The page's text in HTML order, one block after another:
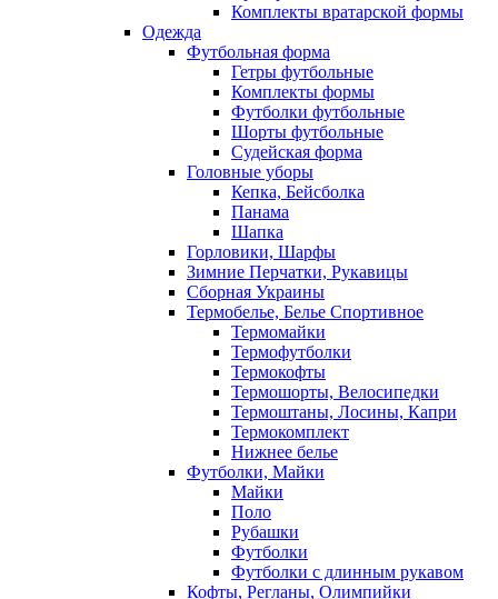
Комплекты вратарской формы
Одежда
Футбольная форма
Гетры футбольные
Комплекты формы
Футболки футбольные
Шорты футбольные
Судейская форма
Головные уборы
Кепка, Бейсболка
Панама
Шапка
Горловики, Шарфы
Зимние Перчатки, Рукавицы
Сборная Украины
Термобелье, Белье Спортивное
Термомайки
Термофутболки
Термокофты
Термошорты, Велосипедки
Термоштаны, Лосины, Капри
Термокомплект
Нижнее белье
Футболки, Майки
Майки
Поло
Рубашки
Футболки
Футболки с длинным рукавом
Кофты, Регланы, Олимпийки